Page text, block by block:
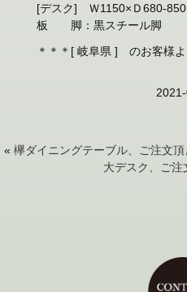
[デスク] Ｗ1150×Ｄ680-
板 脚：黒スチール脚
＊＊＊[ 岐阜県 ] のお客様よ
« 欅ダイニングテーブル、ご注文頂
大デスク、ご注